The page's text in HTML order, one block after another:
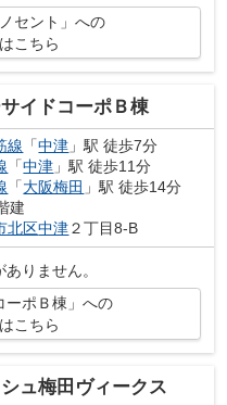
セント」への
こちら
イドコーポＢ棟
線 「中津 」駅 徒歩7分
「中津 」駅 徒歩11分
「大阪梅田 」駅 徒歩14分
建
北区中津２丁目8-B
りません。
ーポＢ棟」への
こちら
ュ梅田ヴィークス